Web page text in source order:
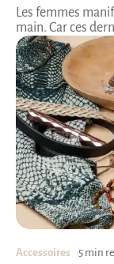
Les femmes
main. Car ces
Accessoires 5 min